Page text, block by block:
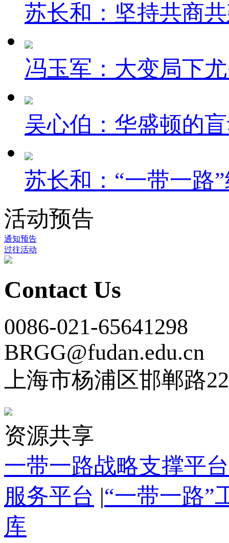
苏长和：坚持共商
冯玉军：大变局下
吴心伯：华盛顿的
苏长和：“一带一路
活动预告
通知预告
过往活动
Contact Us
0086-021-65641298
BRGG@fudan.edu.cn
上海市杨浦区邯郸路
资源共享
一带一路战略支撑平台
服务平台 |“一带一路”
库